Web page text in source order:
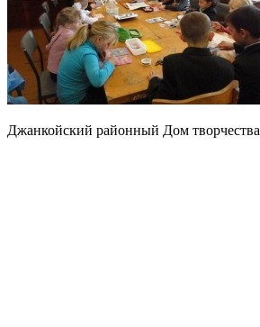
Джанкойский районный Дом творчества